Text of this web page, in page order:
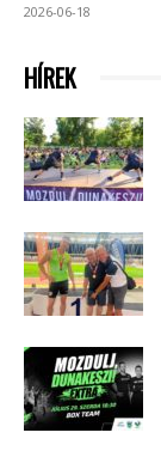
2026-06-18
HÍREK